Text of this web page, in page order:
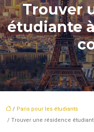
Trouver
étudiante
/ Paris pour les étudiants
/ Trouver une résidence